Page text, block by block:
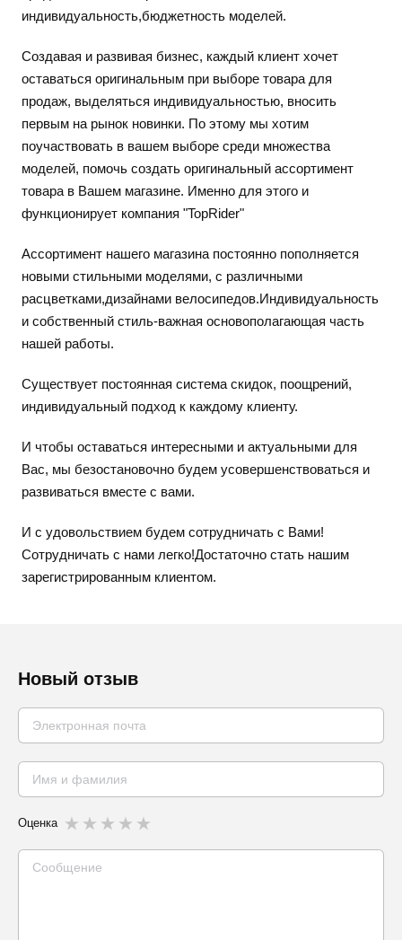
индивидуальность,бюджетность моделей.
Создавая и развивая бизнес, каждый клиент хочет
оставаться оригинальным при выборе товара для
продаж, выделяться индивидуальностью, вносить
первым на рынок новинки. По этому мы хотим
поучаствовать в вашем выборе среди множества
моделей, помочь создать оригинальный ассортимент
товара в Вашем магазине. Именно для этого и
функционирует компания "TopRider"
Ассортимент нашего магазина постоянно пополняется
новыми стильными моделями, с различными
расцветками,дизайнами велосипедов.Индивидуальность
и собственный стиль-важная основополагающая часть
нашей работы.
Cуществует постоянная система скидок, поощрений,
индивидуальный подход к каждому клиенту.
И чтобы оставаться интересными и актуальными для
Вас, мы безостановочно будем усовершенствоваться и
развиваться вместе с вами.
И с удовольствием будем сотрудничать с Вами!
Сотрудничать с нами легко!Достаточно стать нашим
зарегистрированным клиентом.
Новый отзыв
Оценка